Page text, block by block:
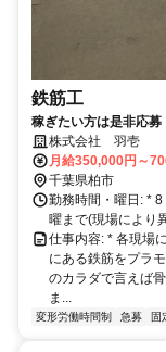
鉄筋工
稼ぎたい方は是非応募
株式会社 羽壱
月給350,000円～
千葉県柏市
勤務時間・曜日: *
曜まで(現場により
仕事内容: * 各現場
にある鉄筋をプラ
のカラダで言えば
ま...
変形労働時間制 急募 固